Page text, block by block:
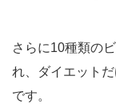
さらに10種類の
れ、ダイエット
です。